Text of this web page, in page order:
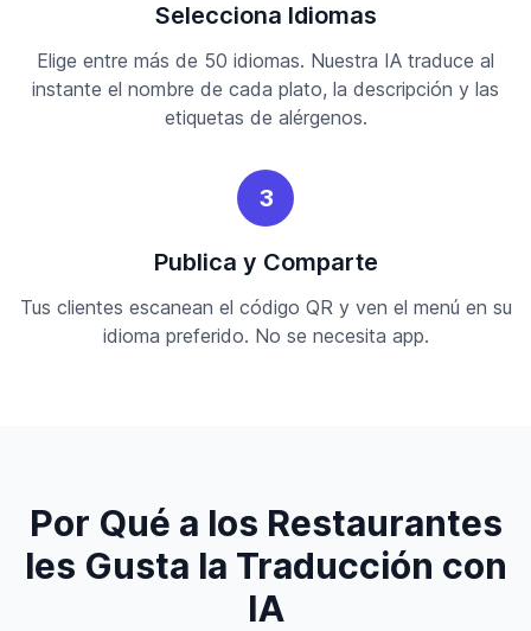
Selecciona Idiomas
Elige entre más de 50 idiomas. Nuestra IA traduce al
instante el nombre de cada plato, la descripción y las
etiquetas de alérgenos.
3
Publica y Comparte
Tus clientes escanean el código QR y ven el menú en su
idioma preferido. No se necesita app.
Por Qué a los Restaurantes
les Gusta la Traducción con
IA